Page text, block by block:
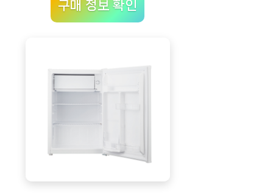
구매 정보 확인